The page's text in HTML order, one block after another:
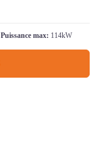
Puissance max: 114kW